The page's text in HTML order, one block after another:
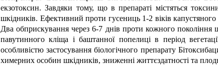
екзотоксин. Завдяки тому, що в препараті містяться
шкідників. Ефективний проти гусениць 1-2 віків капустяного
Два обприскування через 6-7 днів проти кожного покоління
павутинного кліща і баштанної попелиці в період
особливістю застосування біологічного препарату
химерних особин шкідників, зниженні життєздатності та